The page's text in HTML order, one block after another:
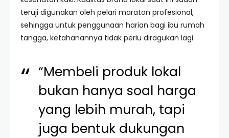
teruji digunakan oleh pelari maraton profesional,
sehingga untuk penggunaan harian bagi ibu rumah
tangga, ketahanannya tidak perlu diragukan lagi.
“Membeli produk lokal
bukan hanya soal harga
yang lebih murah, tapi
juga bentuk dukungan